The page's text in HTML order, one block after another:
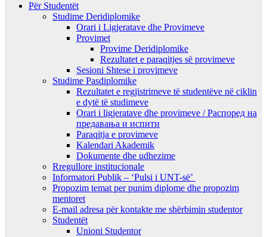
Për Studentët
Studime Deridiplomike
Orari i Ligjeratave dhe Provimeve
Provimet
Provime Deridiplomike
Rezultatet e paraqitjes së provimeve
Sesioni Shtese i provimeve
Studime Pasdiplomike
Rezultatet e regjistrimeve të studentëve në ciklin
e dytë të studimeve
Orari i ligjeratave dhe provimeve / Распоред на
предавањa и испити
Paraqitja e provimeve
Kalendari Akademik
Dokumente dhe udhezime
Rregullore institucionale
Informatori Publik – ‘Pulsi i UNT-së’
Propozim temat per punim diplome dhe propozim
mentoret
E-mail adresa për kontakte me shërbimin studentor
Studentët
Unioni Studentor